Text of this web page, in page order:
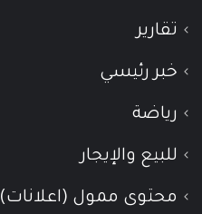
تقارير
خبر رئيسي
رياضة
للبيع والإيجار
محتوى ممول (اعلانات)